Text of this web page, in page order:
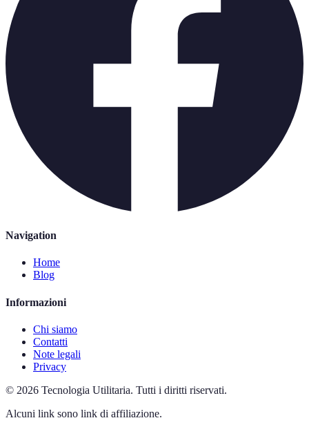
Navigation
Home
Blog
Informazioni
Chi siamo
Contatti
Note legali
Privacy
© 2026 Tecnologia Utilitaria. Tutti i diritti riservati.
Alcuni link sono link di affiliazione.